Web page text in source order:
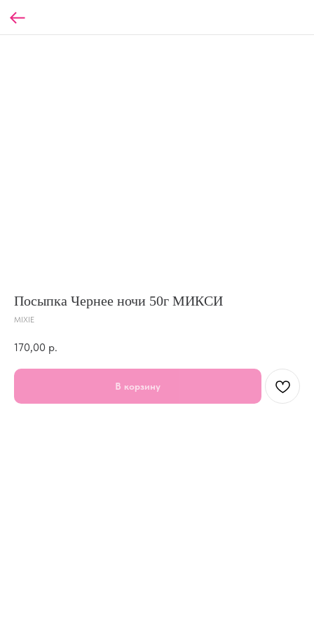
Посыпка Чернее ночи 50г МИКСИ
MIXIE
170,00 р.
В корзину